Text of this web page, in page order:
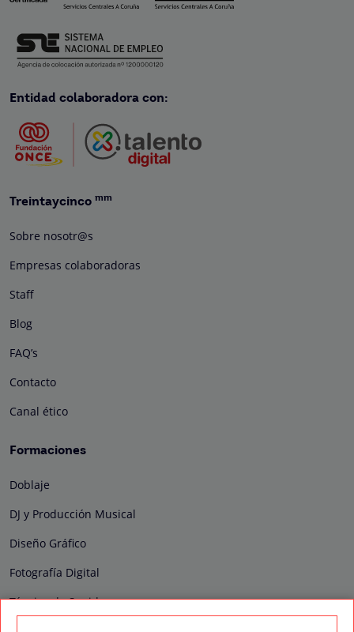
Entidad colaboradora con:
Treintaycinco mm
Sobre nosotr@s
Empresas colaboradoras
Staff
Blog
FAQ’s
Contacto
Canal ético
Formaciones
Doblaje
DJ y Producción Musical
Diseño Gráfico
Fotografía Digital
Técnico de Sonido